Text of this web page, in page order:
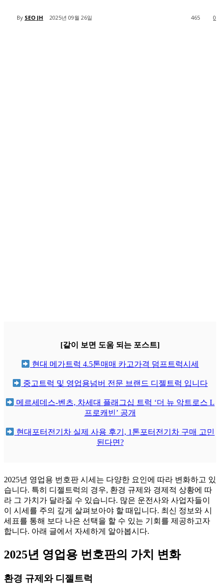
By SEO JH 2025년 09월 26일 0
465
[같이 보면 도움 되는 포스트]
현대 메가트럭 4.5톤매매 카고가격 덤프트럭시세
중고트럭 및 영업용넘버 전문 브랜드 디젤트럭 입니다
메르세데스-벤츠, 차세대 플래그십 트럭 ‘더 뉴 악트로스 L
프로캐빈’ 공개
현대포터전기차 실제 사용 후기, 1톤포터전기차 구매 고민
된다면?
2025년 영업용 번호판 시세는 다양한 요인에 따라 변화하고 있
습니다. 특히 디젤트럭의 경우, 환경 규제와 경제적 상황에 따
라 그 가치가 달라질 수 있습니다. 많은 운전사와 사업자들이
이 시세를 주의 깊게 살펴보아야 할 때입니다. 최신 정보와 시
세표를 통해 보다 나은 선택을 할 수 있는 기회를 제공하고자
합니다. 아래 글에서 자세하게 알아봅시다.
2025년 영업용 번호판의 가치 변화
환경 규제와 디젤트럭